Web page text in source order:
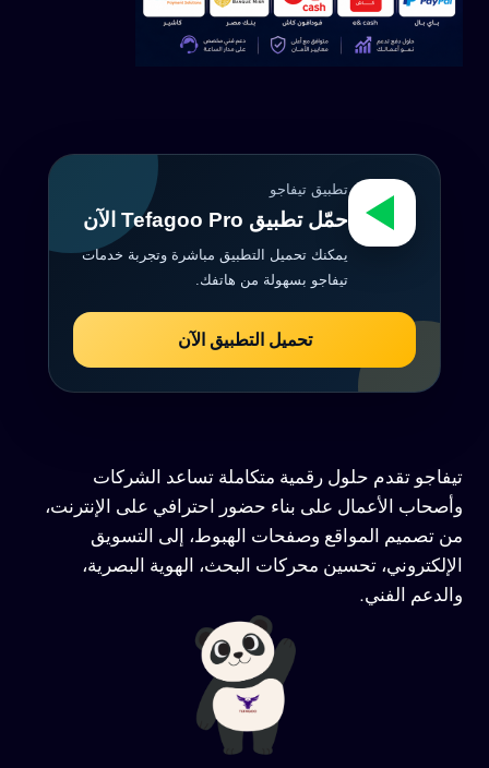
تطبيق تيفاجو
حمّل تطبيق Tefagoo Pro الآن
يمكنك تحميل التطبيق مباشرة وتجربة خدمات
تيفاجو بسهولة من هاتفك.
تحميل التطبيق الآن
تيفاجو تقدم حلول رقمية متكاملة تساعد الشركات
وأصحاب الأعمال على بناء حضور احترافي على الإنترنت،
من تصميم المواقع وصفحات الهبوط، إلى التسويق
الإلكتروني، تحسين محركات البحث، الهوية البصرية،
والدعم الفني.